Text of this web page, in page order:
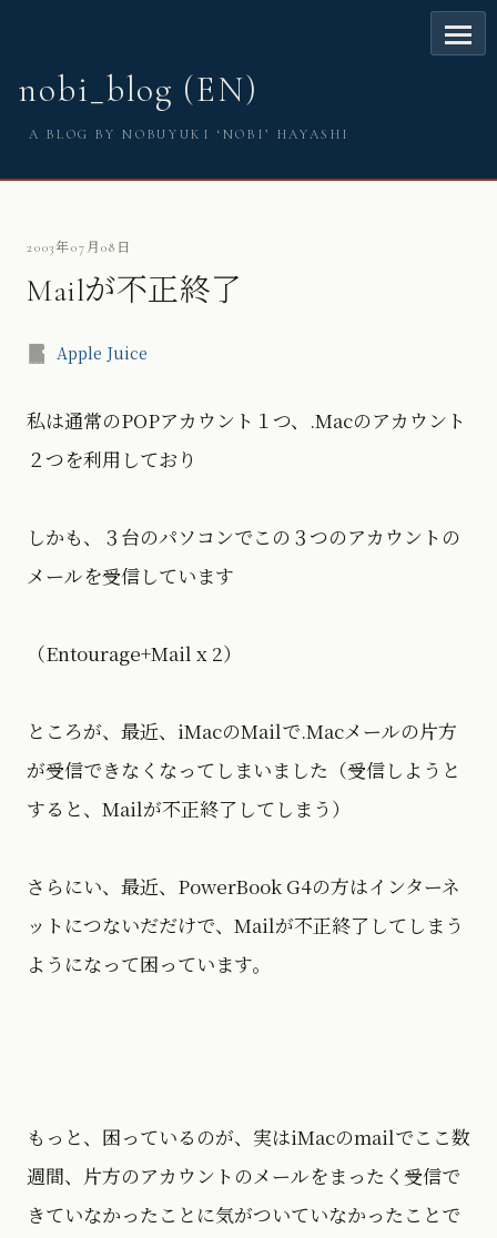
nobi_blog (EN)
A BLOG BY NOBUYUKI ‘NOBI’ HAYASHI
2003年07月08日
Mailが不正終了
Apple Juice
私は通常のPOPアカウント１つ、.Macのアカウント
２つを利用しており
しかも、３台のパソコンでこの３つのアカウントの
メールを受信しています
（Entourage+Mail x 2）
ところが、最近、iMacのMailで.Macメールの片方
が受信できなくなってしまいました（受信しようと
すると、Mailが不正終了してしまう）
さらにい、最近、PowerBook G4の方はインターネ
ットにつないだだけで、Mailが不正終了してしまう
ようになって困っています。
もっと、困っているのが、実はiMacのmailでここ数
週間、片方のアカウントのメールをまったく受信で
きていなかったことに気がついていなかったことで